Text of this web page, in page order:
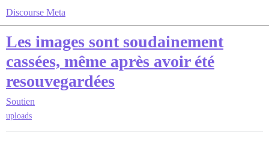
Discourse Meta
Les images sont soudainement
cassées, même après avoir été
resouvegardées
Soutien
uploads